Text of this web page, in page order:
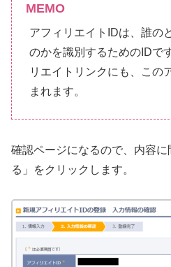
MEMO
アフィリエイトIDは、誰の
のかを識別するためのIDで
リエイトリンクにも、この
まれます。
確認ページになるので、内容
る」をクリックします。